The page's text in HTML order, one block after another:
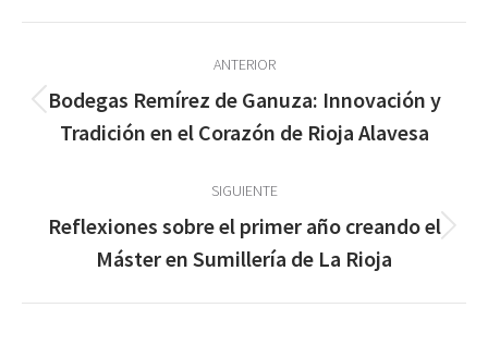
entre
publicaciones
ANTERIOR
Publicación
anterior:
Bodegas Remírez de Ganuza: Innovación y
Tradición en el Corazón de Rioja Alavesa
SIGUIENTE
Publicación
siguiente:
Reflexiones sobre el primer año creando el
Máster en Sumillería de La Rioja